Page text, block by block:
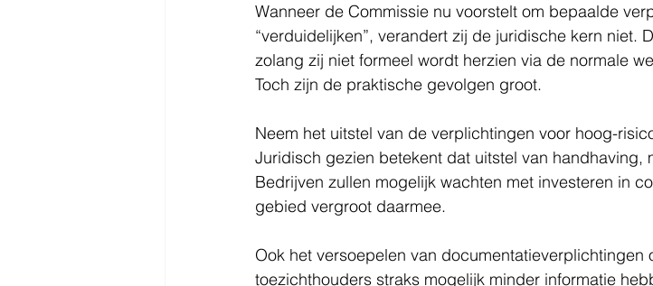
Wanneer de Commissie nu voorstelt om bepaalde
“verduidelijken”, verandert zij de juridische kern niet.
zolang zij niet formeel wordt herzien via de normale
Toch zijn de praktische gevolgen groot.
Neem het uitstel van de verplichtingen voor hoog-
Juridisch gezien betekent dat uitstel van handhaving,
Bedrijven zullen mogelijk wachten met investeren in
gebied vergroot daarmee.
Ook het versoepelen van documentatieverplichtingen
toezichthouders straks mogelijk minder informatie